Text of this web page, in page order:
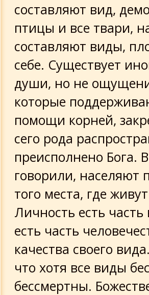
составляют вид,
птицы и все твари,
составляют виды,
себе. Существует
души, но не
которые
помощи корней,
сего рода
преисполнено Бога.
говорили, населяют
того места, где
Личность есть
есть часть
качества своего
что хотя все виды
бессмертны.